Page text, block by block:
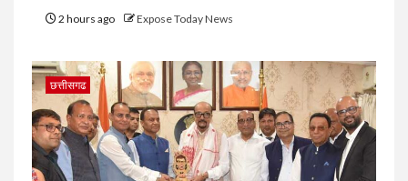
2 hours ago Expose Today News
छत्तीसगढ